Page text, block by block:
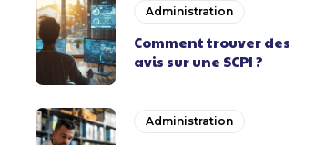
Administration
Comment trouver des
avis sur une SCPI ?
Administration